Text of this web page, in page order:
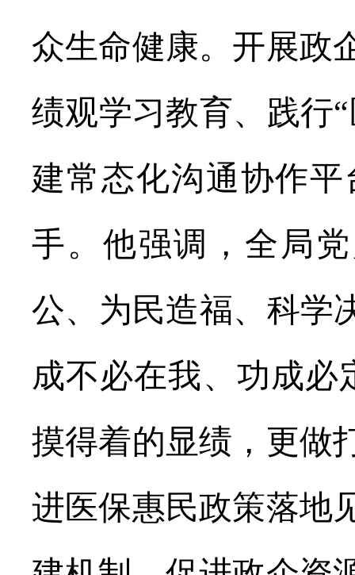
众生命健康。开展政
绩观学习教育、践行“
建常态化沟通协作
手。他强调，全局
公、为民造福、科学
成不必在我、功成必
摸得着的显绩，更做
进医保惠民政策落地